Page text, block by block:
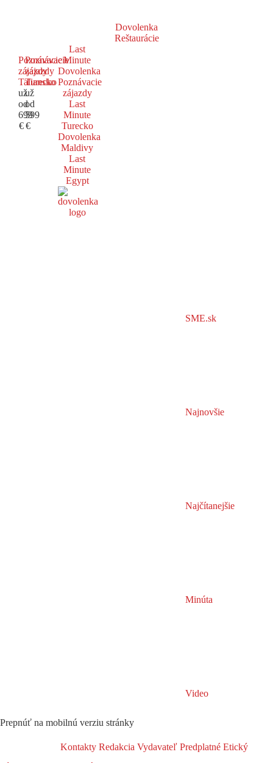
Dovolenka
Reštaurácie
Poznávacie
zájazdy
Taliansko
už
od
699
€
Poznávacie
zájazdy
Turecko
už
od
599
€
Last
Minute
Dovolenka
Poznávacie
zájazdy
Last
Minute
Turecko
Dovolenka
Maldivy
Last
Minute
Egypt
SME.sk
Najnovšie
Najčítanejšie
Minúta
Video
Prepnúť na mobilnú verziu stránky
Kontakty Redakcia Vydavateľ Predplatné Etický